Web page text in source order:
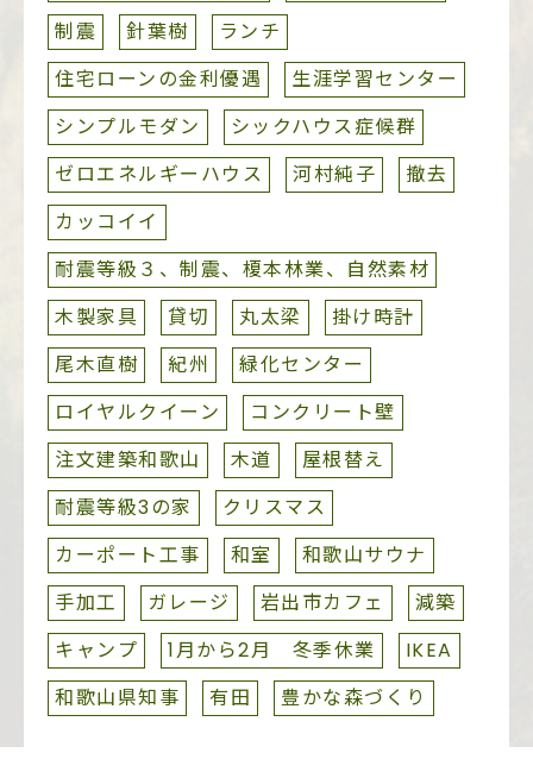
制震
針葉樹
ランチ
住宅ローンの金利優遇
生涯学習センター
シンプルモダン
シックハウス症候群
ゼロエネルギーハウス
河村純子
撤去
カッコイイ
耐震等級３、制震、榎本林業、自然素材
木製家具
貸切 丸太梁
掛け時計
尾木直樹
紀州
緑化センター
ロイヤルクイーン
コンクリート壁
注文建築和歌山
木道
屋根替え
耐震等級3の家
クリスマス
カーポート工事
和室
和歌山サウナ
手加工
ガレージ 岩出市カフェ
減築
キャンプ
1月から2月 冬季休業
IKEA
和歌山県知事
有田 豊かな森づくり